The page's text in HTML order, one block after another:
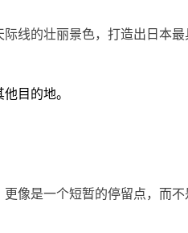
线的壮丽景色，打造出日本
目的地。
像是一个短暂的停留点，而